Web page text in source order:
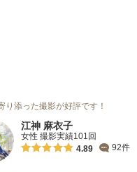
り添った撮影が好評です！
江神 麻衣子
女性 撮影実績101回
4.89
92件